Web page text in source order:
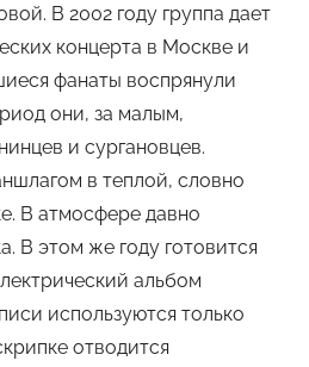
В 2002 году группа дает
концерта в Москве и
фанаты воспрянули
они, за малым,
и сургановцев.
в теплой, словно
В атмосфере давно
В этом же году готовится
альбом
используются только
отводится